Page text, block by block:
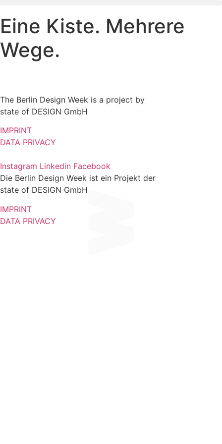
to
content
Eine Kiste. Mehrere
Wege.
The Berlin Design Week is a project by
state of DESIGN GmbH
IMPRINT
DATA PRIVACY
Instagram Linkedin Facebook
Die Berlin Design Week ist ein Projekt der
state of DESIGN GmbH
IMPRINT
DATA PRIVACY